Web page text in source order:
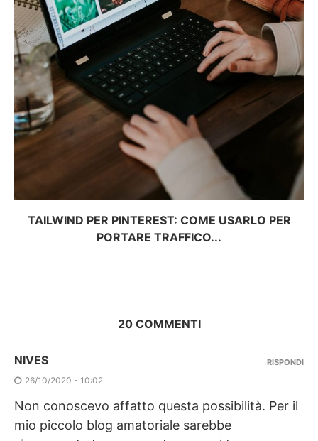
TAILWIND PER PINTEREST: COME USARLO PER
PORTARE TRAFFICO...
20 COMMENTI
NIVES
26/10/2020 - 10:02
Non conoscevo affatto questa possibilità. Per il
mio piccolo blog amatoriale sarebbe
RISPONDI